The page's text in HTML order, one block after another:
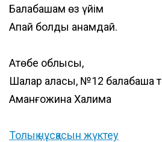
Балабақшам өз үйім
Апай болды анамдай.
Ақтөбе облысы,
Шалқар қаласы, №12 балабақша
Аманғожина Халима
Толық нұсқасын жүктеу